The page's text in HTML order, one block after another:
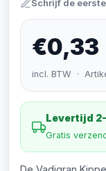
Schrijf de
€0,33
incl. BTW ·
Levertijd
Gratis